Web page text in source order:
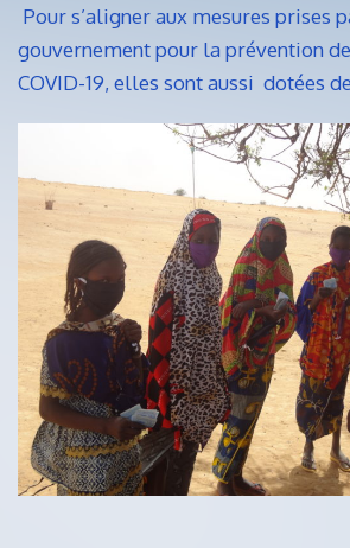
Pour s’aligner aux mesures prises
gouvernement pour la prévention
COVID-19, elles sont aussi dotées